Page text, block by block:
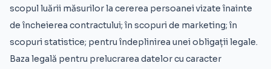
scopul luării măsurilor la cererea persoanei vizate înainte
de încheierea contractului; în scopuri de marketing; în
scopuri statistice; pentru îndeplinirea unei obligații legale.
Baza legală pentru prelucrarea datelor cu caracter